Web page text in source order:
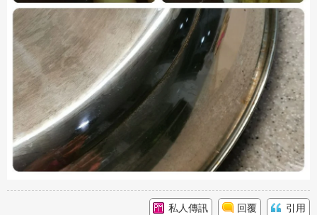
私人傳訊 回覆 引用